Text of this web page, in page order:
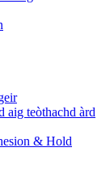
aig teòthachd àrd
& Hold